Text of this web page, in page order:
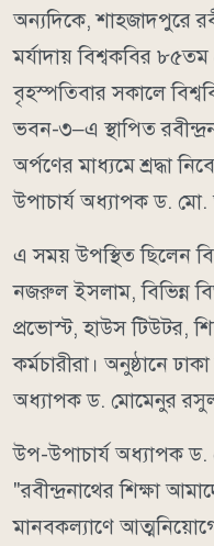
অন্যদিকে, শাহজাদপুরে
মর্যাদায় বিশ্বকবির
বৃহস্পতিবার সকালে
ভবন-৩–এ স্থাপিত
অর্পণের মাধ্যমে শ্রদ্ধা
উপাচার্য অধ্যাপক ড.
এ সময় উপস্থিত ছিলেন
নজরুল ইসলাম, বিভিন্ন
প্রভোস্ট, হাউস টিউটর,
কর্মচারীরা। অনুষ্ঠানে
অধ্যাপক ড. মোমেনুর
উপ-উপাচার্য অধ্যাপক
"রবীন্দ্রনাথের শিক্ষা
মানবকল্যাণে